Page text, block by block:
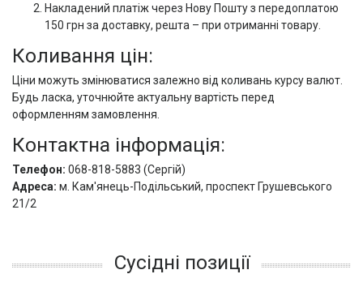
Накладений платіж через Нову Пошту з передоплатою
150 грн за доставку, решта – при отриманні товару.
Коливання цін:
Ціни можуть змінюватися залежно від коливань курсу валют.
Будь ласка, уточнюйте актуальну вартість перед
оформленням замовлення.
Контактна інформація:
Телефон: 068-818-5883 (Сергій)
Адреса: м. Кам'янець-Подільський, проспект Грушевського
21/2
Сусідні позиції